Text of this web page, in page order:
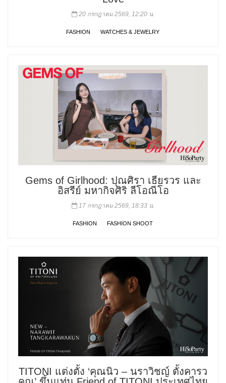
20 กรกฎาคม 2569, 12:20 น.
FASHION WATCHES & JEWELRY
Gems of Girlhood: ปุณศิรา เธียรวร และ
อิสรีย์ มหากิจศิริ ลีโอณีโอ
17 กรกฎาคม 2569, 18:33 น.
FASHION FASHION SHOOT
TITONI แต่งตั้ง ‘คุณนิว – นราวิชญ์ ตั้งคารว